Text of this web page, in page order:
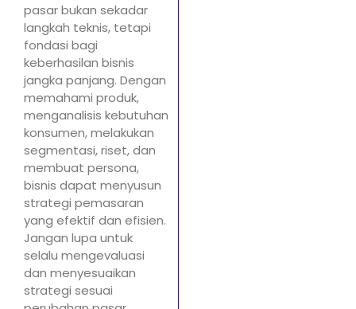
pasar bukan sekadar
langkah teknis, tetapi
fondasi bagi
keberhasilan bisnis
jangka panjang. Dengan
memahami produk,
menganalisis kebutuhan
konsumen, melakukan
segmentasi, riset, dan
membuat persona,
bisnis dapat menyusun
strategi pemasaran
yang efektif dan efisien.
Jangan lupa untuk
selalu mengevaluasi
dan menyesuaikan
strategi sesuai